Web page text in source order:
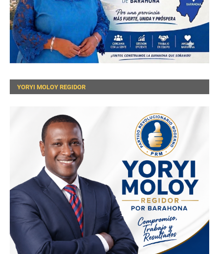
YORYI MOLOY REGIDOR